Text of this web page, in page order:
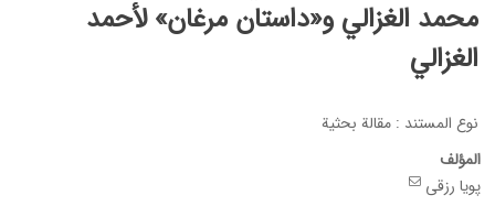
محمد الغزالي و«داستان مرغان» لأحمد
الغزالي
نوع المستند : مقالة بحثیة
المؤلف
پویا رزقی